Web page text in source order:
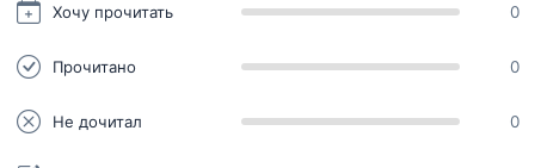
Хочу прочитать 0
Прочитано 0
Не дочитал 0